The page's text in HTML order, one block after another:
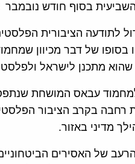
בסוף חודש נובמבר 2016 ברמאללה.
לתודעה הציבורית
בסופו של דבר מכיוון
מתכנן לישראל
עבאס המושחת
רחבה בקרב הציבור
מדיני באזור.
של האסירים